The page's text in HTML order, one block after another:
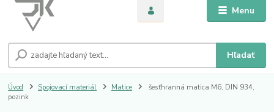
Menu
Hľadať
Úvod Spojovací materiál Matice
šesťhranná matica M6, DIN 934,
pozink